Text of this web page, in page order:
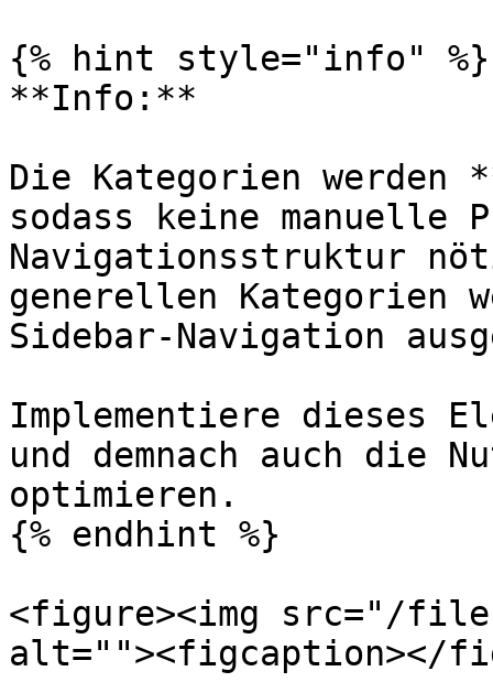
{% hint style="info" %}
**Info:**
Die Kategorien werden
sodass keine manuelle
Navigationsstruktur
generellen Kategorien
Sidebar-Navigation
Implementiere dieses
und demnach auch die
optimieren.
{% endhint %}
<figure><img src="/files/
alt=""><figcaption></